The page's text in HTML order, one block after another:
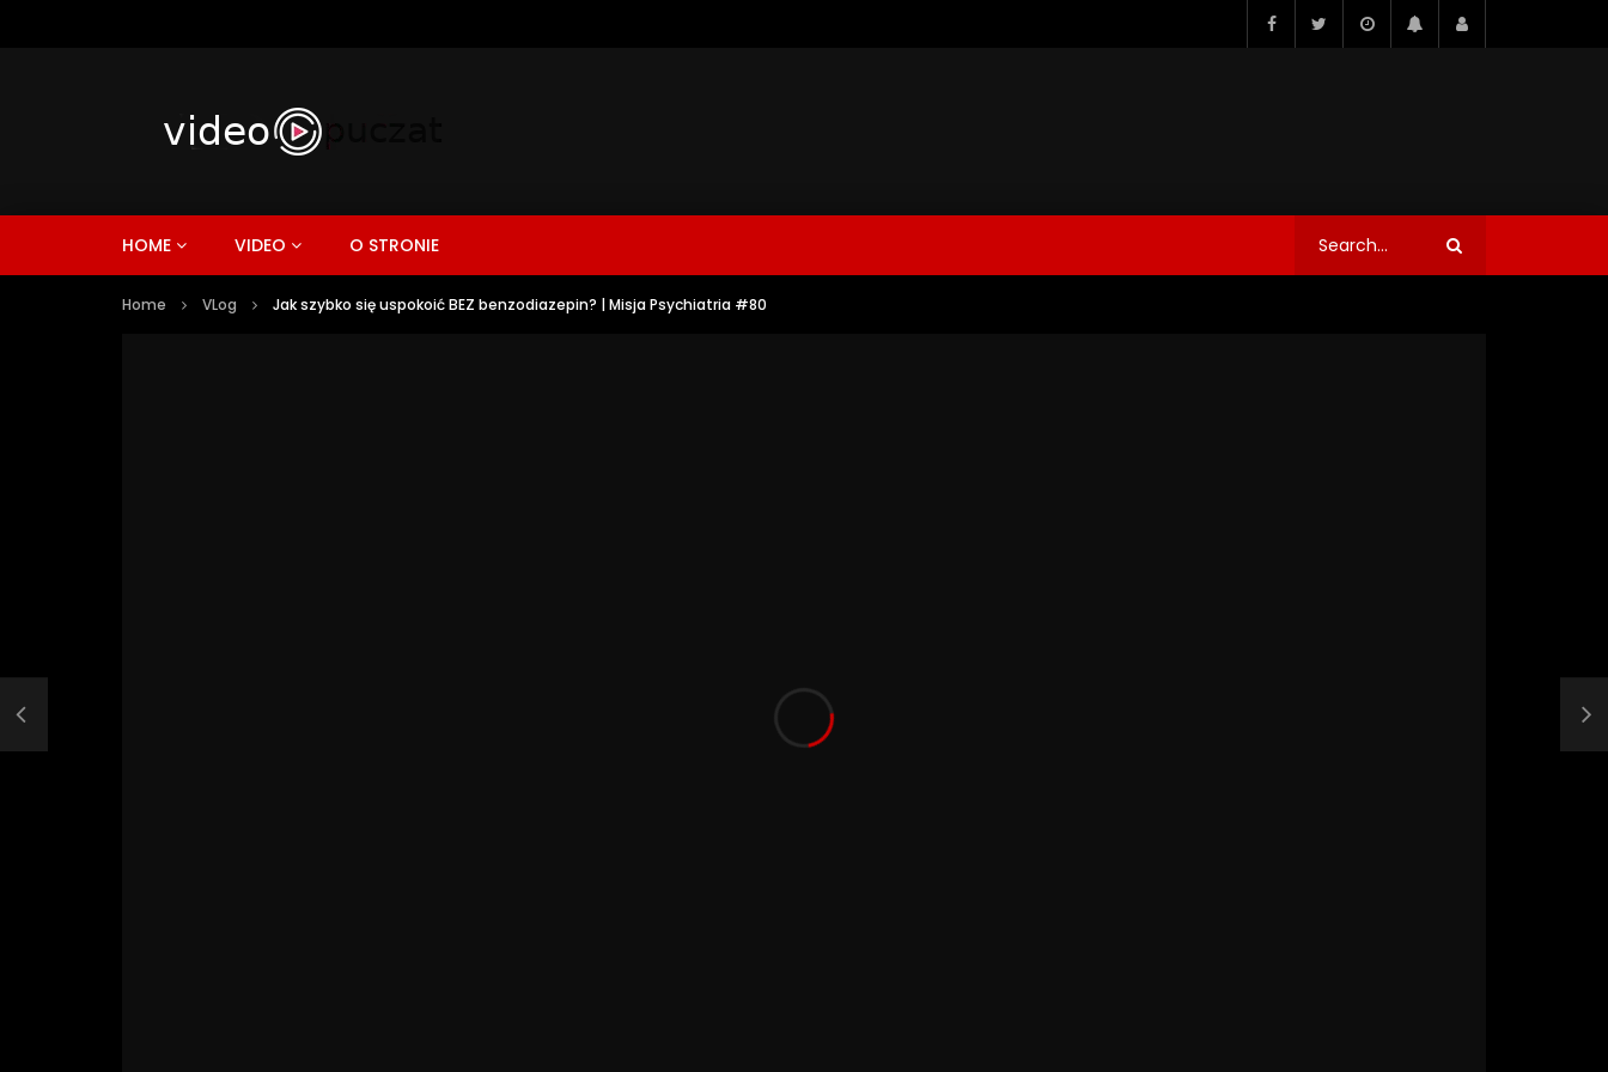
HOME VIDEO O STRONIE
Home VLog Jak szybko się uspokoić BEZ benzodiazepin? | Misja Psychiatria #80